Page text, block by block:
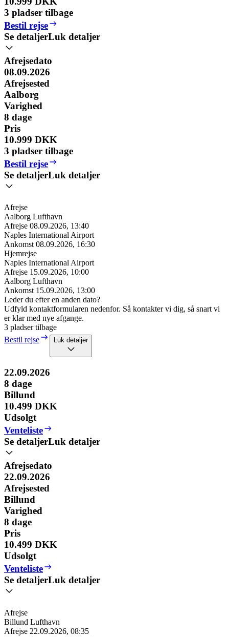
3 pladser tilbage
Bestil rejse
Se detaljerLuk detaljer
Afrejsedato
08.09.2026
Afrejsested
Aalborg
Varighed
8 dage
Pris
10.999 DKK
3 pladser tilbage
Bestil rejse
Se detaljerLuk detaljer
Afrejse
Aalborg Lufthavn
Afrejse 08.09.2026, 13:40
Naples International Airport
Ankomst 08.09.2026, 16:30
Hjemrejse
Naples International Airport
Afrejse 15.09.2026, 10:00
Aalborg Lufthavn
Ankomst 15.09.2026, 13:00
Leder du efter en anden dato?
Udfyld kontaktformularen nedenfor. Så kontakter vi dig, så snart vi
er klar med nye afgange.
3 pladser tilbage
Bestil rejse
Luk detaljer
22.09.2026
8 dage
Billund
10.499 DKK
Udsolgt
Venteliste
Se detaljerLuk detaljer
Afrejsedato
22.09.2026
Afrejsested
Billund
Varighed
8 dage
Pris
10.499 DKK
Udsolgt
Venteliste
Se detaljerLuk detaljer
Afrejse
Billund Lufthavn
Afrejse 22.09.2026, 08:35